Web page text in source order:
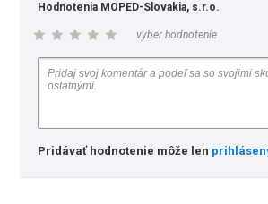
Hodnotenia MOPED-Slovakia, s.r.o.
vyber hodnotenie
Pridávať hodnotenie môže len